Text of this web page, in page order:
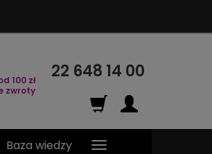
100 zł
zwroty
22 648 14 00
Baza wiedzy